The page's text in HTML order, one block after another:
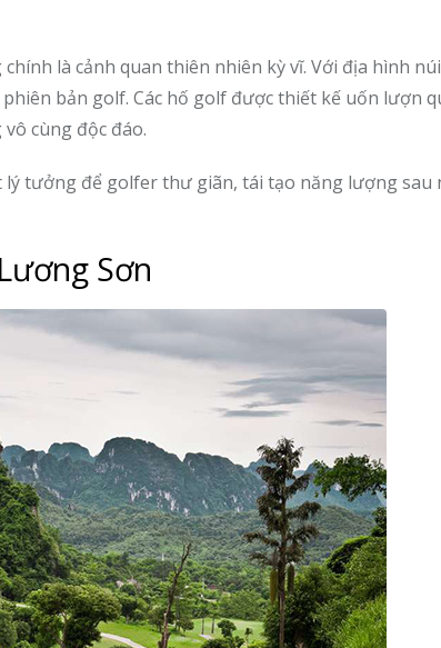
là cảnh quan thiên nhiên kỳ vĩ. Với địa hình
bản golf. Các hố golf được thiết kế uốn lượn
cùng độc đáo.
tưởng để golfer thư giãn, tái tạo năng lượng sau
Sơn